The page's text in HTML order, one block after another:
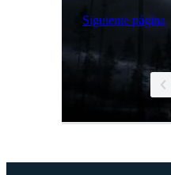
Siguiente página